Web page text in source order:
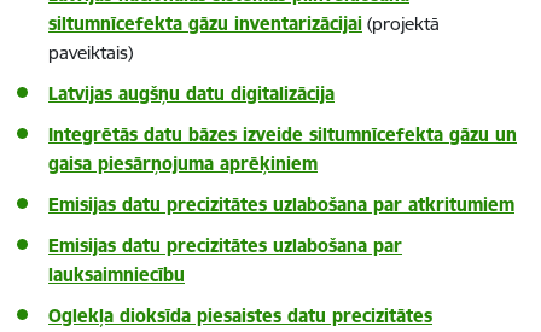
siltumnīcefekta gāzu inventarizācijai (projektā
paveiktais)
Latvijas augšņu datu digitalizācija
Integrētās datu bāzes izveide siltumnīcefekta gāzu un
gaisa piesārņojuma aprēķiniem
Emisijas datu precizitātes uzlabošana par atkritumiem
Emisijas datu precizitātes uzlabošana par
lauksaimniecību
Oglekļa dioksīda piesaistes datu precizitātes